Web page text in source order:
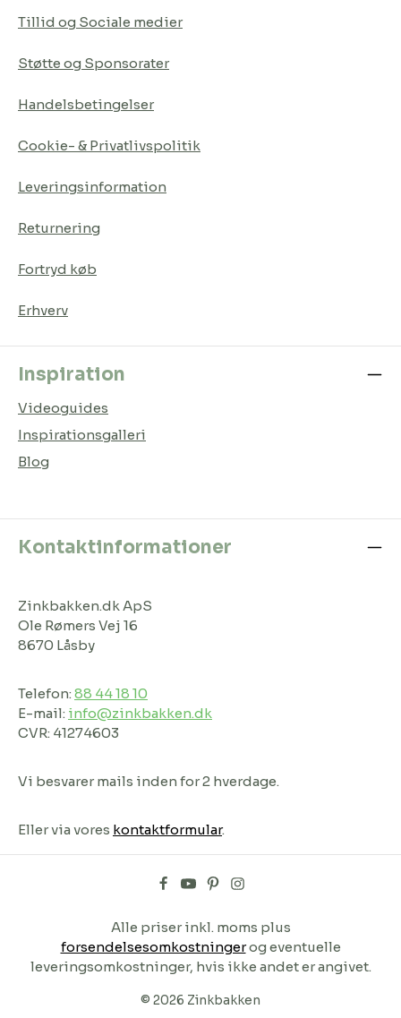
Tillid og Sociale medier
Støtte og Sponsorater
Handelsbetingelser
Cookie- & Privatlivspolitik
Leveringsinformation
Returnering
Fortryd køb
Erhverv
Inspiration
Videoguides
Inspirationsgalleri
Blog
Kontaktinformationer
Zinkbakken.dk ApS
Ole Rømers Vej 16
8670 Låsby
Telefon: 88 44 18 10
E-mail: info@zinkbakken.dk
CVR: 41274603
Vi besvarer mails inden for 2 hverdage.
Eller via vores kontaktformular.
© 2026 Zinkbakken
Alle priser inkl. moms plus
forsendelsesomkostningerog eventuelle
leveringsomkostninger, hvis ikke andet er angivet.